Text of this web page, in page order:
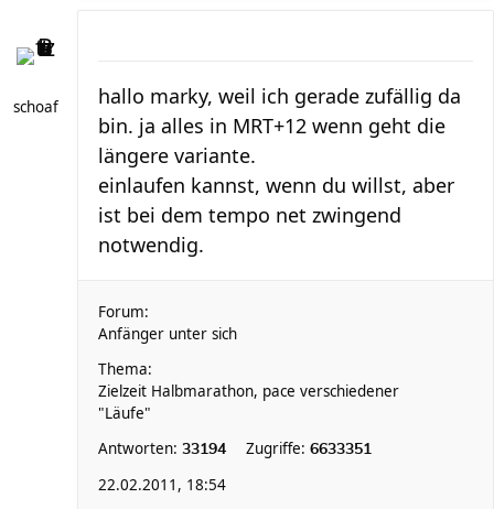
schoaf
hallo marky, weil ich gerade zufällig da
bin. ja alles in MRT+12 wenn geht die
längere variante.
einlaufen kannst, wenn du willst, aber
ist bei dem tempo net zwingend
notwendig.
Forum:
Anfänger unter sich
Thema:
Zielzeit Halbmarathon, pace verschiedener
"Läufe"
Antworten: 33194 Zugriffe: 6633351
22.02.2011, 18:54